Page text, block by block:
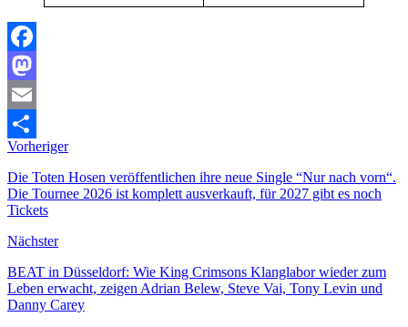
Facebook
Mastodon
Email
Teilen
Vorheriger
Die Toten Hosen veröffentlichen ihre neue Single “Nur nach vorn“.
Die Tournee 2026 ist komplett ausverkauft, für 2027 gibt es noch
Tickets
Nächster
BEAT in Düsseldorf: Wie King Crimsons Klanglabor wieder zum
Leben erwacht, zeigen Adrian Belew, Steve Vai, Tony Levin und
Danny Carey